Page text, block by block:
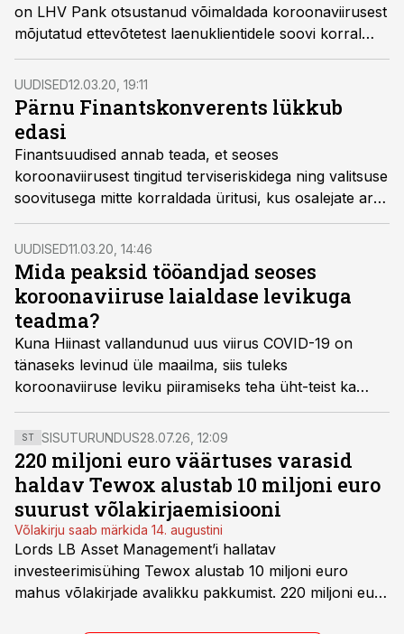
on LHV Pank otsustanud võimaldada koroonaviirusest
mõjutatud ettevõtetest laenuklientidele soovi korral
kuni kuue kuu pikkust maksepuhkust.
UUDISED12.03.20, 19:11
Pärnu Finantskonverents lükkub
edasi
Finantsuudised annab teada, et seoses
koroonaviirusest tingitud terviseriskidega ning valitsuse
soovitusega mitte korraldada üritusi, kus osalejate arv
ületab 100 inimest, oleme Pärnu Finantskonverentsi
edasi lükanud. Uus kuupäev on 27.-28. augustil.
UUDISED11.03.20, 14:46
Mida peaksid tööandjad seoses
koroonaviiruse laialdase levikuga
teadma?
Kuna Hiinast vallandunud uus viirus COVID-19 on
tänaseks levinud üle maailma, siis tuleks
koroonaviiruse leviku piiramiseks teha üht-teist ka
tööandjatel. Mida ja kuidas täpselt, selgitab Minudoc.ee
perearst Sergey Saadi.
ST SISUTURUNDUS28.07.26, 12:09
220 miljoni euro väärtuses varasid
haldav Tewox alustab 10 miljoni euro
suurust võlakirjaemisiooni
Võlakirju saab märkida 14. augustini
Lords LB Asset Management’i hallatav
investeerimisühing Tewox alustab 10 miljoni euro
mahus võlakirjade avalikku pakkumist. 220 miljoni euro